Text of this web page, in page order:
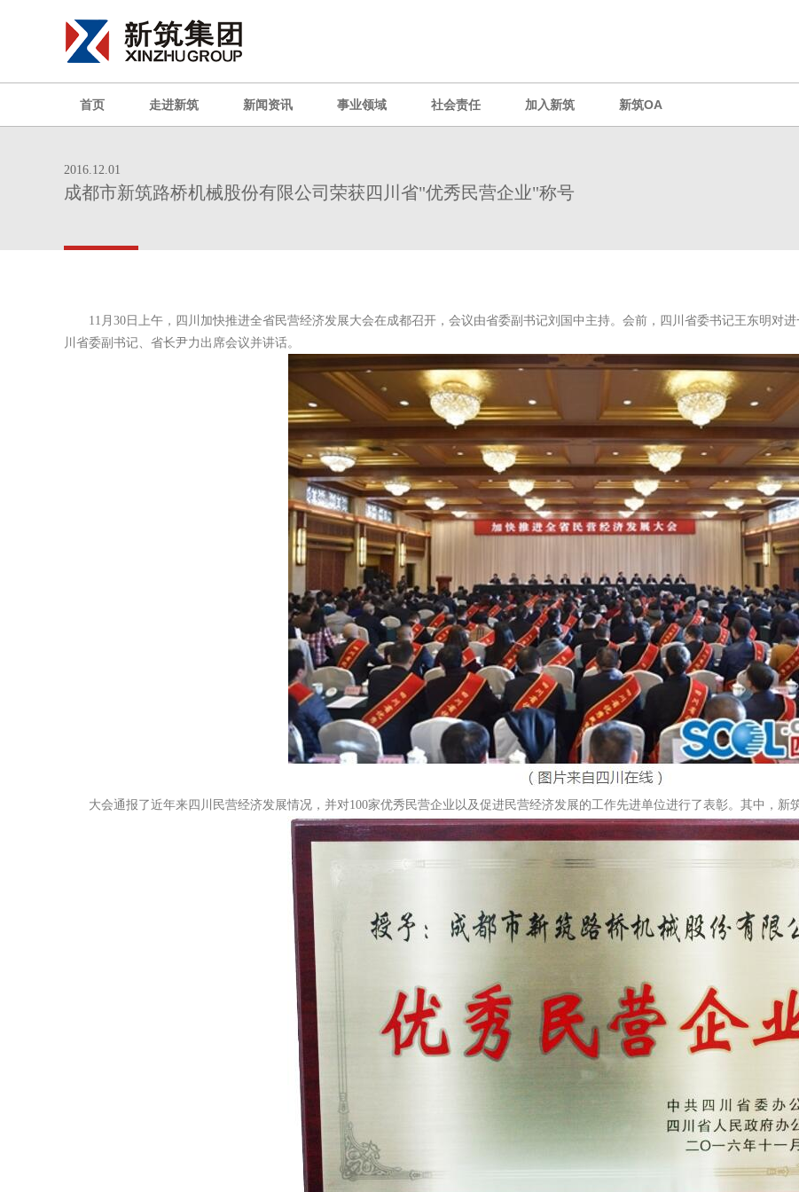
首页 走进新筑 新闻资讯 事业领域 社会责任 加入新筑 新筑OA
2016.12.01
成都市新筑路桥机械股份有限公司荣获四川省"优秀民营企业"称号
11月30日上午，四川加快推进全省民营经济发展大会在成都召开，会议由省委副书记刘国中主持。会前，四川省委书记王东明对
川省委副书记、省长尹力出席会议并讲话。
大会通报了近年来四川民营经济发展情况，并对100家优秀民营企业以及促进民营经济发展的工作先进单位进行了表彰。其中，新